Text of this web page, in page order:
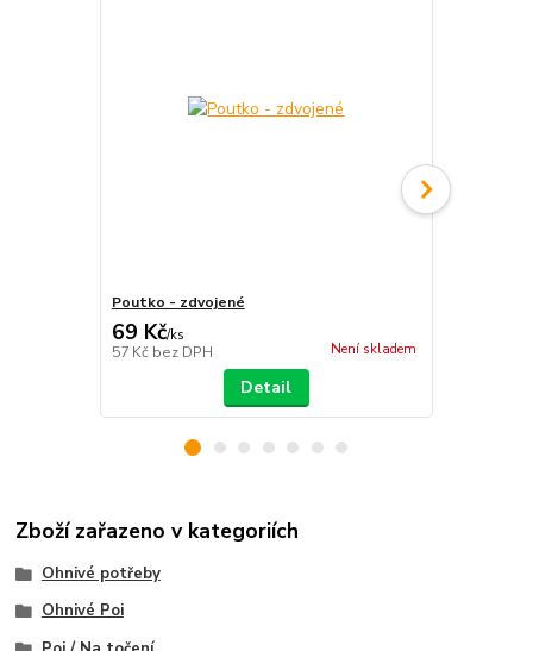
Poutko - zdvojené
69 Kč/ks
57 Kč bez DPH Není skladem
Detail
Zboží zařazeno v kategoriích
Ohnivé potřeby
Ohnivé Poi